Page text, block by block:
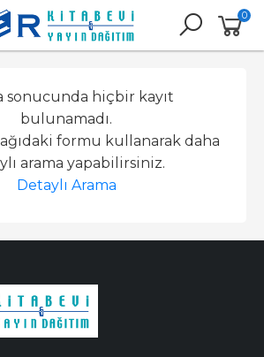
0
sonucunda hiçbir kayıt
bulunamadı.
formu kullanarak daha
arama yapabilirsiniz.
Detaylı Arama